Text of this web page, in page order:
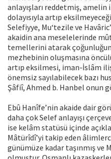
anlayışları reddetmiş, amelin
dolayısıyla artıp
Selefiyye, Mu‘tezile ve
akaidin ana meselelerinde
temellerini atarak
mezhebinin oluşmasına
artıp eksilmesi, iman-İslâm
önemsiz sayılabilecek bazı
Şâfiî, Ahmed b. Hanbel onun
Ebû Hanîfe’nin akaide dair
daha çok Selef anlayışı
ise kelâm statüsü içinde
Mâtürîdî’yi takip eden
günümüze kadar taşınmış ve